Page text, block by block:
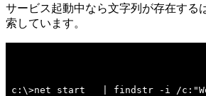
サービス起動中なら文字列が存在する
索しています。
c:\>net start   | findstr -i /c:"Web